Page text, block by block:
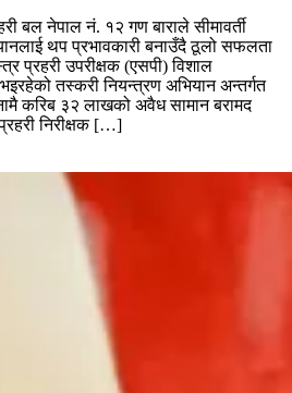
सशस्त्रको
प्रहार
:
बल नेपाल नं. १२ गण बाराले सीमावर्ती
थप प्रभावकारी बनाउँदै ठूलो सफलता
प्रहरी उपरीक्षक (एसपी) विशाल
तस्करी नियन्त्रण अभियान अन्तर्गत
करिब ३२ लाखको अवैध सामान बरामद
निरीक्षक […]